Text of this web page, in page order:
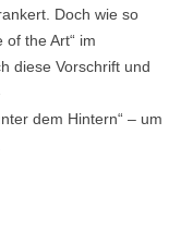
Doch wie so
the Art“ im
diese Vorschrift und
dem Hintern“ – um